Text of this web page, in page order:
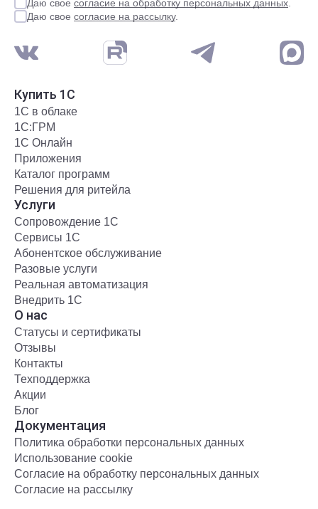
Даю свое согласие на обработку персональных данных.
Даю свое согласие на рассылку.
Купить 1С
1С в облаке
1С:ГРМ
1С Онлайн
Приложения
Каталог программ
Решения для ритейла
Услуги
Сопровождение 1С
Сервисы 1С
Абонентское обслуживание
Разовые услуги
Реальная автоматизация
Внедрить 1С
О нас
Статусы и сертификаты
Отзывы
Контакты
Техподдержка
Акции
Блог
Документация
Политика обработки персональных данных
Использование cookie
Согласие на обработку персональных данных
Согласие на рассылку